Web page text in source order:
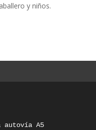
y niños.
autovía A5